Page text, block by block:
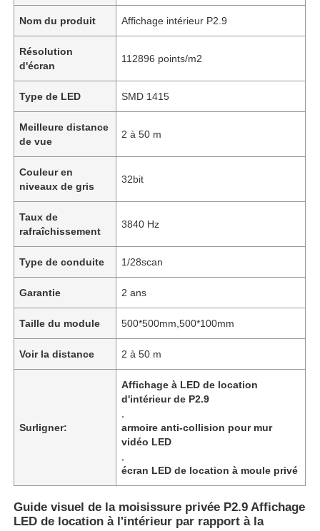
Nom du produit Affichage intérieur P2.9
Résolution
d'écran
112896 points/m2
Type de LED SMD 1415
Meilleure distance
de vue
2 à 50 m
Couleur en
niveaux de gris
32bit
Taux de
rafraîchissement
3840 Hz
Type de conduite 1/28scan
Garantie 2 ans
Taille du module 500*500mm,500*100mm
Voir la distance 2 à 50 m
Surligner:
Affichage à LED de location
d'intérieur de P2.9
armoire anti-collision pour mur
vidéo LED
écran LED de location à moule privé
Guide visuel de la moisissure privée P2.9 Affichage
LED de location à l'intérieur par rapport à la